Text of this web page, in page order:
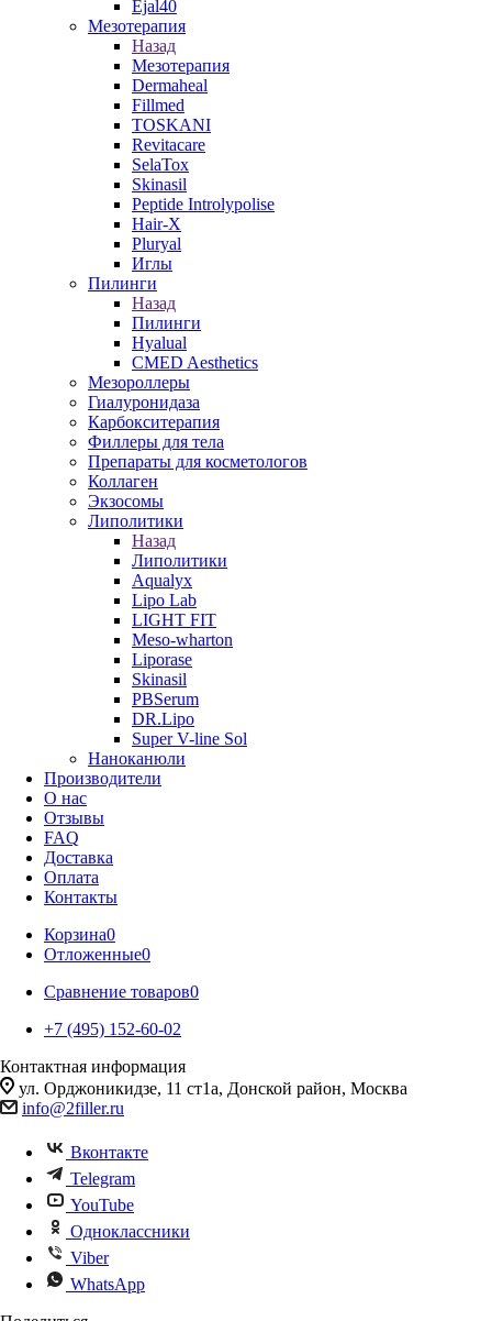
Ejal40
Мезотерапия
Назад
Мезотерапия
Dermaheal
Fillmed
TOSKANI
Revitacare
SelaTox
Skinasil
Peptide Introlypolise
Hair-X
Pluryal
Иглы
Пилинги
Назад
Пилинги
Hyalual
CMED Aesthetics
Мезороллеры
Гиалуронидаза
Карбокситерапия
Филлеры для тела
Препараты для косметологов
Коллаген
Экзосомы
Липолитики
Назад
Липолитики
Aqualyx
Lipo Lab
LIGHT FIT
Meso-wharton
Liporase
Skinasil
PBSerum
DR.Lipo
Super V-line Sol
Наноканюли
Производители
О нас
Отзывы
FAQ
Доставка
Оплата
Контакты
Корзина0
Отложенные0
Сравнение товаров0
+7 (495) 152-60-02
Контактная информация
ул. Орджоникидзе, 11 ст1а, Донской район, Москва
info@2filler.ru
Вконтакте
Telegram
YouTube
Одноклассники
Viber
WhatsApp